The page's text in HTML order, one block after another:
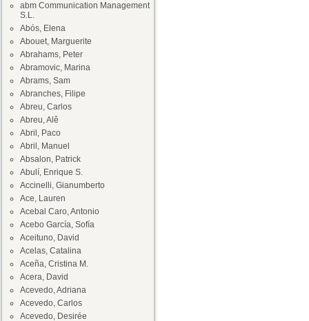
abm Communication Management
S.L.
Abós, Elena
Abouet, Marguerite
Abrahams, Peter
Abramovic, Marina
Abrams, Sam
Abranches, Filipe
Abreu, Carlos
Abreu, Alê
Abril, Paco
Abril, Manuel
Absalon, Patrick
Abulí, Enrique S.
Accinelli, Gianumberto
Ace, Lauren
Acebal Caro, Antonio
Acebo García, Sofía
Aceituno, David
Acelas, Catalina
Aceña, Cristina M.
Acera, David
Acevedo, Adriana
Acevedo, Carlos
Acevedo, Desirée